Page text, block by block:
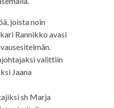
joista noin
Rannikko avasi
valittiin
Jaana
sh Marja